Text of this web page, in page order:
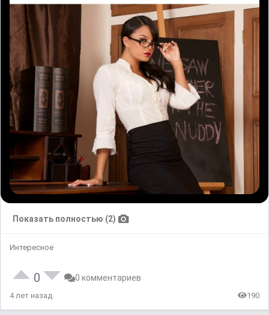
Показать полностью (2)
Интересное
0 0 комментариев
4 лет назад 190